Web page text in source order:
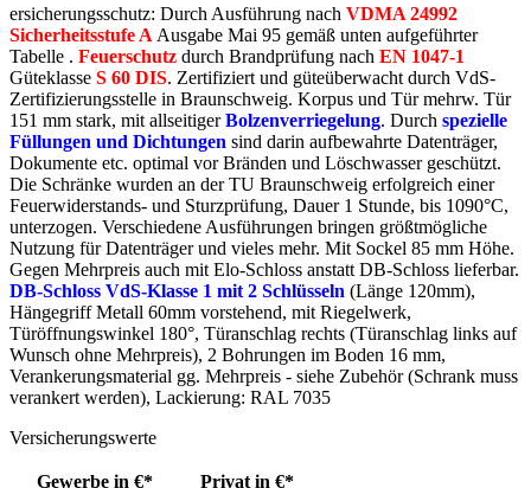
ersicherungsschutz: Durch Ausführung nach VDMA 24992
Sicherheitsstufe A Ausgabe Mai 95 gemäß unten aufgeführter
Tabelle . Feuerschutz durch Brandprüfung nach EN 1047-1
Güteklasse S 60 DIS. Zertifiziert und güteüberwacht durch VdS-
Zertifizierungsstelle in Braunschweig. Korpus und Tür mehrw. Tür
151 mm stark, mit allseitigerBolzenverriegelung. Durch spezielle
Füllungen und Dichtungen sind darin aufbewahrte Datenträger,
Dokumente etc. optimal vor Bränden und Löschwasser geschützt.
Die Schränke wurden an der TU Braunschweig erfolgreich einer
Feuerwiderstands- und Sturzprüfung, Dauer 1 Stunde, bis 1090°C,
unterzogen. Verschiedene Ausführungen bringen größtmögliche
Nutzung für Datenträger und vieles mehr. Mit Sockel 85 mm Höhe.
Gegen Mehrpreis auch mit Elo-Schloss anstatt DB-Schloss lieferbar.
DB-Schloss VdS-Klasse 1 mit 2 Schlüsseln (Länge 120mm),
Hängegriff Metall 60mm vorstehend, mit Riegelwerk,
Türöffnungswinkel 180°, Türanschlag rechts (Türanschlag links auf
Wunsch ohne Mehrpreis), 2 Bohrungen im Boden 16 mm,
Verankerungsmaterial gg. Mehrpreis - siehe Zubehör (Schrank muss
verankert werden), Lackierung: RAL 7035
Versicherungswerte
Gewerbe in €* Privat in €*